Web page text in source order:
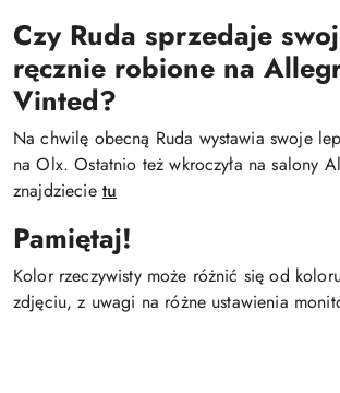
Czy Ruda sprzedaje
ręcznie robione na
Vinted?
Na chwilę obecną Ruda wystawia swoje
na Olx. Ostatnio też wkroczyła na salony
znajdziecie tu
Pamiętaj!
Kolor rzeczywisty może różnić się od
zdjęciu, z uwagi na różne ustawienia